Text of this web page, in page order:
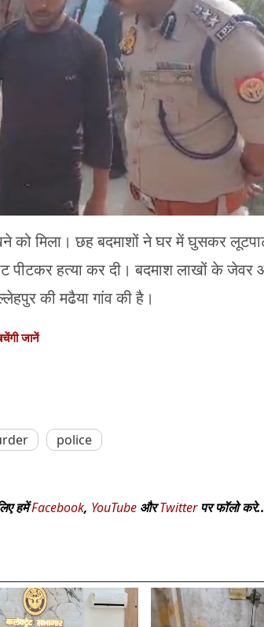
को मिला। छह बदमाशों ने घर में घुसकर
पीटकर हत्या कर दी। बदमाश लाखों के
की मढैया गांव की है।
जानें
police
हमेंFacebook, YouTube औरTwitterपर फॉलो